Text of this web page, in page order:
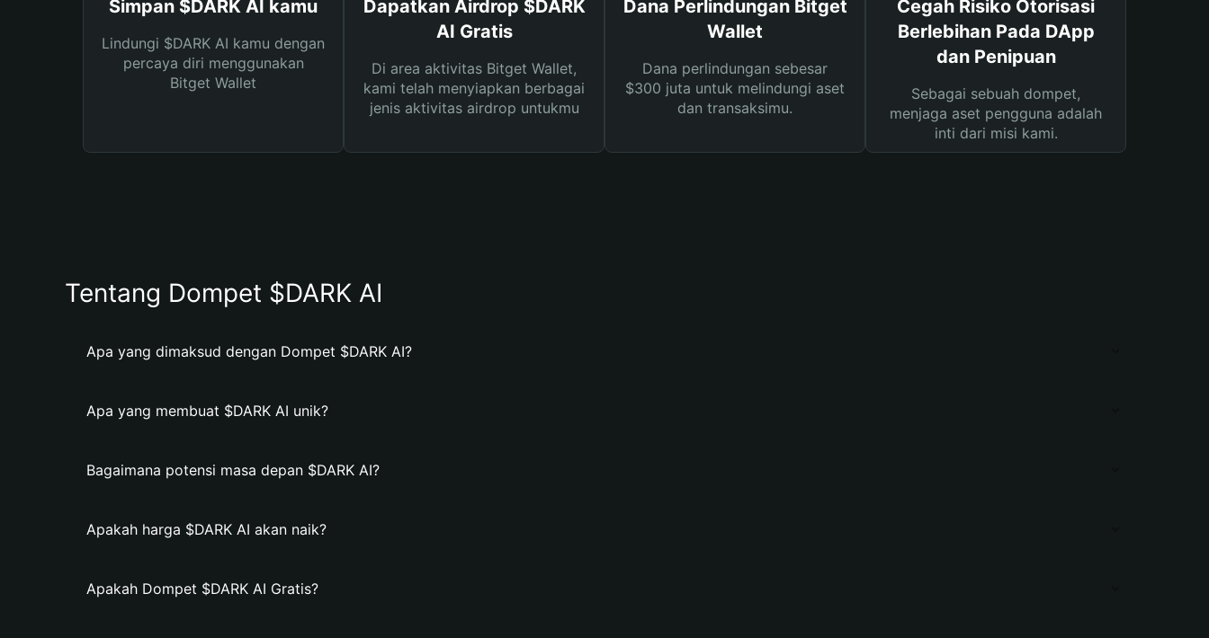
Simpan $DARK AI kamu
Lindungi $DARK AI kamu dengan
percaya diri menggunakan
Bitget Wallet
Dapatkan Airdrop $DARK
AI Gratis
Di area aktivitas Bitget Wallet,
kami telah menyiapkan berbagai
jenis aktivitas airdrop untukmu
Dana Perlindungan Bitget
Wallet
Dana perlindungan sebesar
$300 juta untuk melindungi aset
dan transaksimu.
Cegah Risiko Otorisasi
Berlebihan Pada DApp
dan Penipuan
Sebagai sebuah dompet,
menjaga aset pengguna adalah
inti dari misi kami.
Tentang Dompet $DARK AI
Apa yang dimaksud dengan Dompet $DARK AI?
Apa yang membuat $DARK AI unik?
Bagaimana potensi masa depan $DARK AI?
Apakah harga $DARK AI akan naik?
Apakah Dompet $DARK AI Gratis?